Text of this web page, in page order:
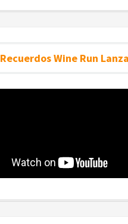
Recuerdos Wine Run